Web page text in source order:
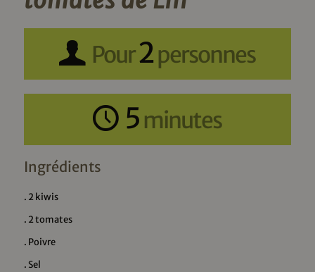
Pour2 personnes
5 minutes
Ingrédients
. 2 kiwis
. 2 tomates
. Poivre
. Sel